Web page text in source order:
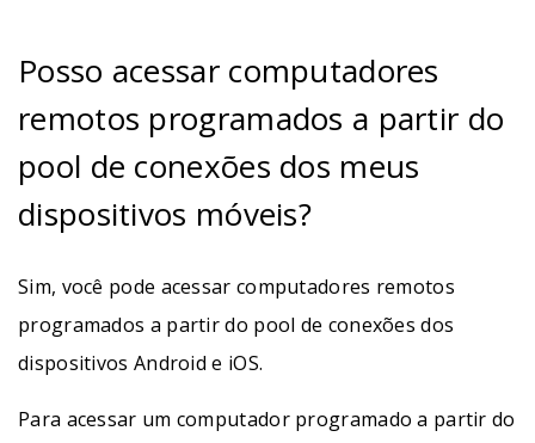
Posso acessar computadores
remotos programados a partir do
pool de conexões dos meus
dispositivos móveis?
Sim, você pode acessar computadores remotos
programados a partir do pool de conexões dos
dispositivos Android e iOS.
Para acessar um computador programado a partir do